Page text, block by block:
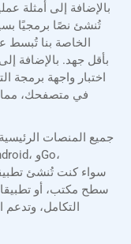
بالإضافة إلى أمثلة
تُنشئ نصًا برمجيًا
في متصفحك، مما
سطح مكتب، أو
التكامل، وتدعم